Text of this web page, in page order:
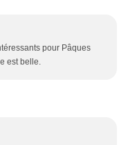
pour Pâques
est belle.